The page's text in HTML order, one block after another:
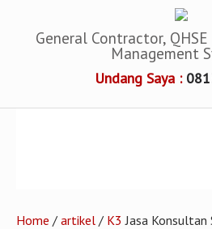
General Contractor,
Management
Undang Saya :
Home / artikel / K3 Jasa Konsultan